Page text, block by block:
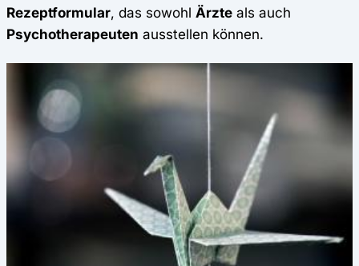
Rezeptformular, das sowohl Ärzte als auch
Psychotherapeuten ausstellen können.